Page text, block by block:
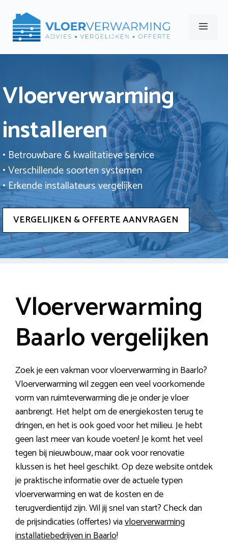
naar
Menu
Vloerverwarming
installeren
• Betrouwbare & kwalitatieve service
• Verschillende soorten systemen
• Erkende installateurs vergelijken
VERGELIJKEN & OFFERTE AANVRAGEN
Vloerverwarming
Baarlo vergelijken
Zoek je een vakman voor vloerverwarming in Baarlo?
Vloerverwarming wil zeggen een veel voorkomende
vorm van ruimteverwarming die je onder je vloer
aanbrengt. Het helpt om de energiekosten terug te
dringen, en het is ook goed voor het milieu. Je hebt
geen last meer van koude voeten! Je komt het veel
tegen bij nieuwbouw, maar ook voor renovatie
klussen is het heel geschikt. Op deze website ontdek
je praktische informatie over de actuele typen
vloerverwarming en wat de kosten en de
terugverdientijd zijn. Wil jij snel van start? Check dan
de prijsindicaties (offertes) viavloerverwarming
installatiebedrijven in Baarlo!